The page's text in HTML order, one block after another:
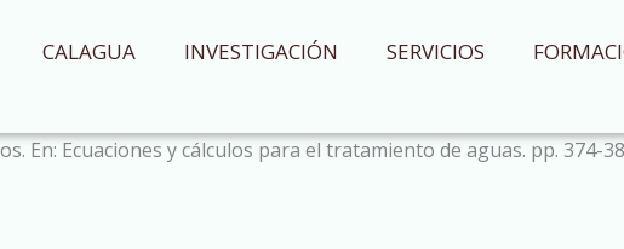
CALAGUA INVESTIGACIÓN SERVICIOS
. En: Ecuaciones y cálculos para el tratamiento de aguas. pp. 374-